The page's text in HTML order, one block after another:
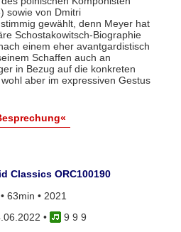
sowie von Dmitri
gewählt, denn Meyer hat
Schostakowitsch-Biographie
einem eher avantgardistisch
Schaffen auch an
in Bezug auf die konkreten
aber im expressiven Gestus
Classics ORC100190
63min • 2021
•
9 9 9